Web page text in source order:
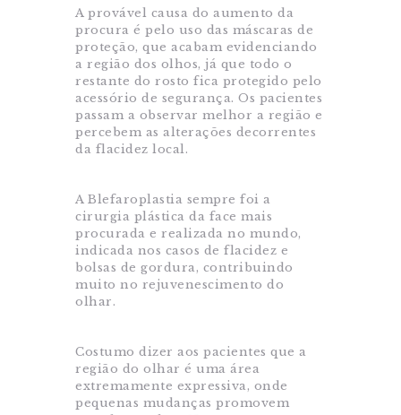
A provável causa do aumento da
procura é pelo uso das máscaras de
proteção, que acabam evidenciando
a região dos olhos, já que todo o
restante do rosto fica protegido pelo
acessório de segurança. Os pacientes
passam a observar melhor a região e
percebem as alterações decorrentes
da flacidez local.
A Blefaroplastia sempre foi a
cirurgia plástica da face mais
procurada e realizada no mundo,
indicada nos casos de flacidez e
bolsas de gordura, contribuindo
muito no rejuvenescimento do
olhar.
Costumo dizer aos pacientes que a
região do olhar é uma área
extremamente expressiva, onde
pequenas mudanças promovem